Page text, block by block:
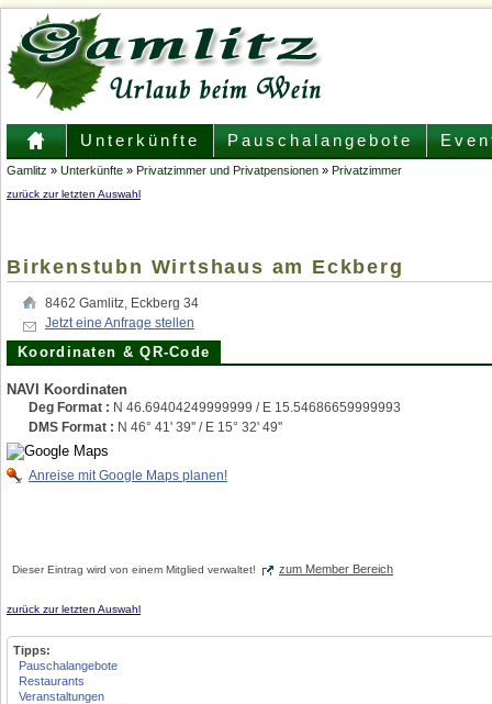
Unterkünfte Pauschalangebote
Gamlitz » Unterkünfte » Privatzimmer und Privatpensionen » Privatzimmer
zurück zur letzten Auswahl
Birkenstubn Wirtshaus am Eckberg
8462 Gamlitz, Eckberg 34
Jetzt eine Anfrage stellen
Koordinaten & QR-Code
NAVI Koordinaten
Deg Format : N 46.69404249999999 / E 15.54686659999993
DMS Format : N 46° 41' 39'' / E 15° 32' 49''
Anreise mit Google Maps planen!
Dieser Eintrag wird von einem Mitglied verwaltet! zum Member Bereich
zurück zur letzten Auswahl
Tipps:
Pauschalangebote
Restaurants
Veranstaltungen